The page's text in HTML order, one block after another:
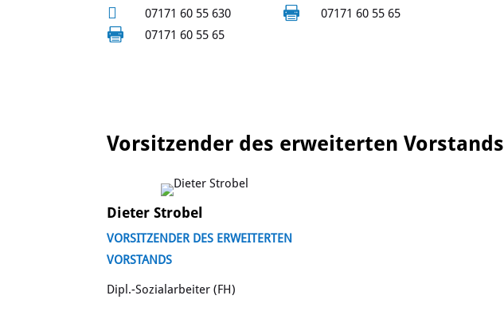
 07171 60 55 630
 07171 60 55 65
 07171 60 55 65
Vorsitzender des erweiterten Vorstands
Dieter Strobel
VORSITZENDER DES ERWEITERTEN
VORSTANDS
Dipl.-Sozialarbeiter (FH)